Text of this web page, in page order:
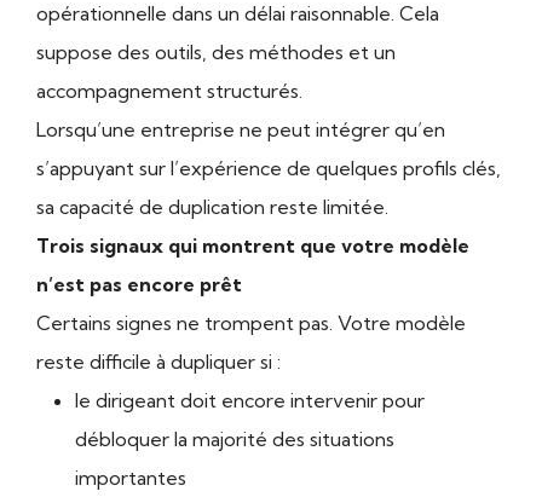
opérationnelle dans un délai raisonnable. Cela
suppose des outils, des méthodes et un
accompagnement structurés.
Lorsqu’une entreprise ne peut intégrer qu’en
s’appuyant sur l’expérience de quelques profils clés,
sa capacité de duplication reste limitée.
Trois signaux qui montrent que votre modèle
n’est pas encore prêt
Certains signes ne trompent pas. Votre modèle
reste difficile à dupliquer si :
le dirigeant doit encore intervenir pour
débloquer la majorité des situations
importantes